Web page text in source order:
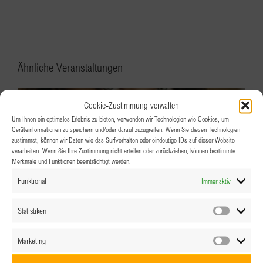
Cookie-Zustimmung verwalten
Um Ihnen ein optimales Erlebnis zu bieten, verwenden wir Technologien wie Cookies, um
Geräteinformationen zu speichern und/oder darauf zuzugreifen. Wenn Sie diesen Technologien
zustimmst, können wir Daten wie das Surfverhalten oder eindeutige IDs auf dieser Website
verarbeiten. Wenn Sie Ihre Zustimmung nicht erteilen oder zurückziehen, können bestimmte
Merkmale und Funktionen beeinträchtigt werden.
Funktional Immer aktiv
Statistiken
Marketing
Ähnliche Veranstaltungen